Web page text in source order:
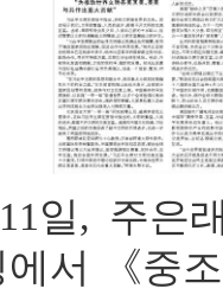
일, 주은
서 《중